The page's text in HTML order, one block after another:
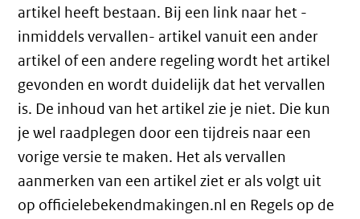
artikel heeft bestaan. Bij een link naar het -
inmiddels vervallen- artikel vanuit een ander
artikel of een andere regeling wordt het artikel
gevonden en wordt duidelijk dat het vervallen
is. De inhoud van het artikel zie je niet. Die kun
je wel raadplegen door een tijdreis naar een
vorige versie te maken. Het als vervallen
aanmerken van een artikel ziet er als volgt uit
op officielebekendmakingen.nl en Regels op de